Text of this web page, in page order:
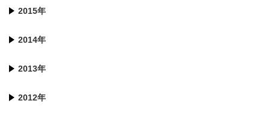
2015年
2014年
2013年
2012年